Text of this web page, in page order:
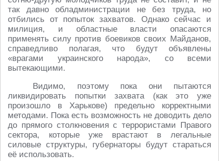
так давно обладминистрации не без труда, но
отбились от попыток захватов. Однако сейчас и
милиция, и областные власти опасаются
применять силу против боевиков своих Майданов,
справедливо полагая, что будут объявлены
«врагами украинского народа», со всеми
вытекающими.
Видимо, поэтому пока они пытаются
ликвидировать попытки захвата (как это уже
произошло в Харькове) предельно корректными
методами. Пока есть возможность не доводить дело
до прямого столкновения с террористами Правого
сектора, которые уже врастают в легальные
силовые структуры, губернаторы будут стараться
её использовать.